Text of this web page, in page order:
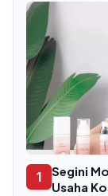
1
Segini
Usaha